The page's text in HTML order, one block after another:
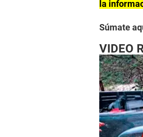
la
Súmate
VIDEO